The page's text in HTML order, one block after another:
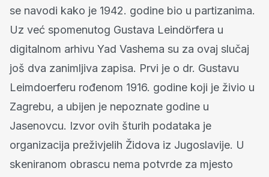
se navodi kako je 1942. godine bio u partizanima.
Uz već spomenutog Gustava Leindörfera u
digitalnom arhivu Yad Vashema su za ovaj slučaj
još dva zanimljiva zapisa. Prvi je o dr. Gustavu
Leimdoerferu rođenom 1916. godine koji je živio u
Zagrebu, a ubijen je nepoznate godine u
Jasenovcu. Izvor ovih šturih podataka je
organizacija preživjelih Židova iz Jugoslavije. U
skeniranom obrascu nema potvrde za mjesto